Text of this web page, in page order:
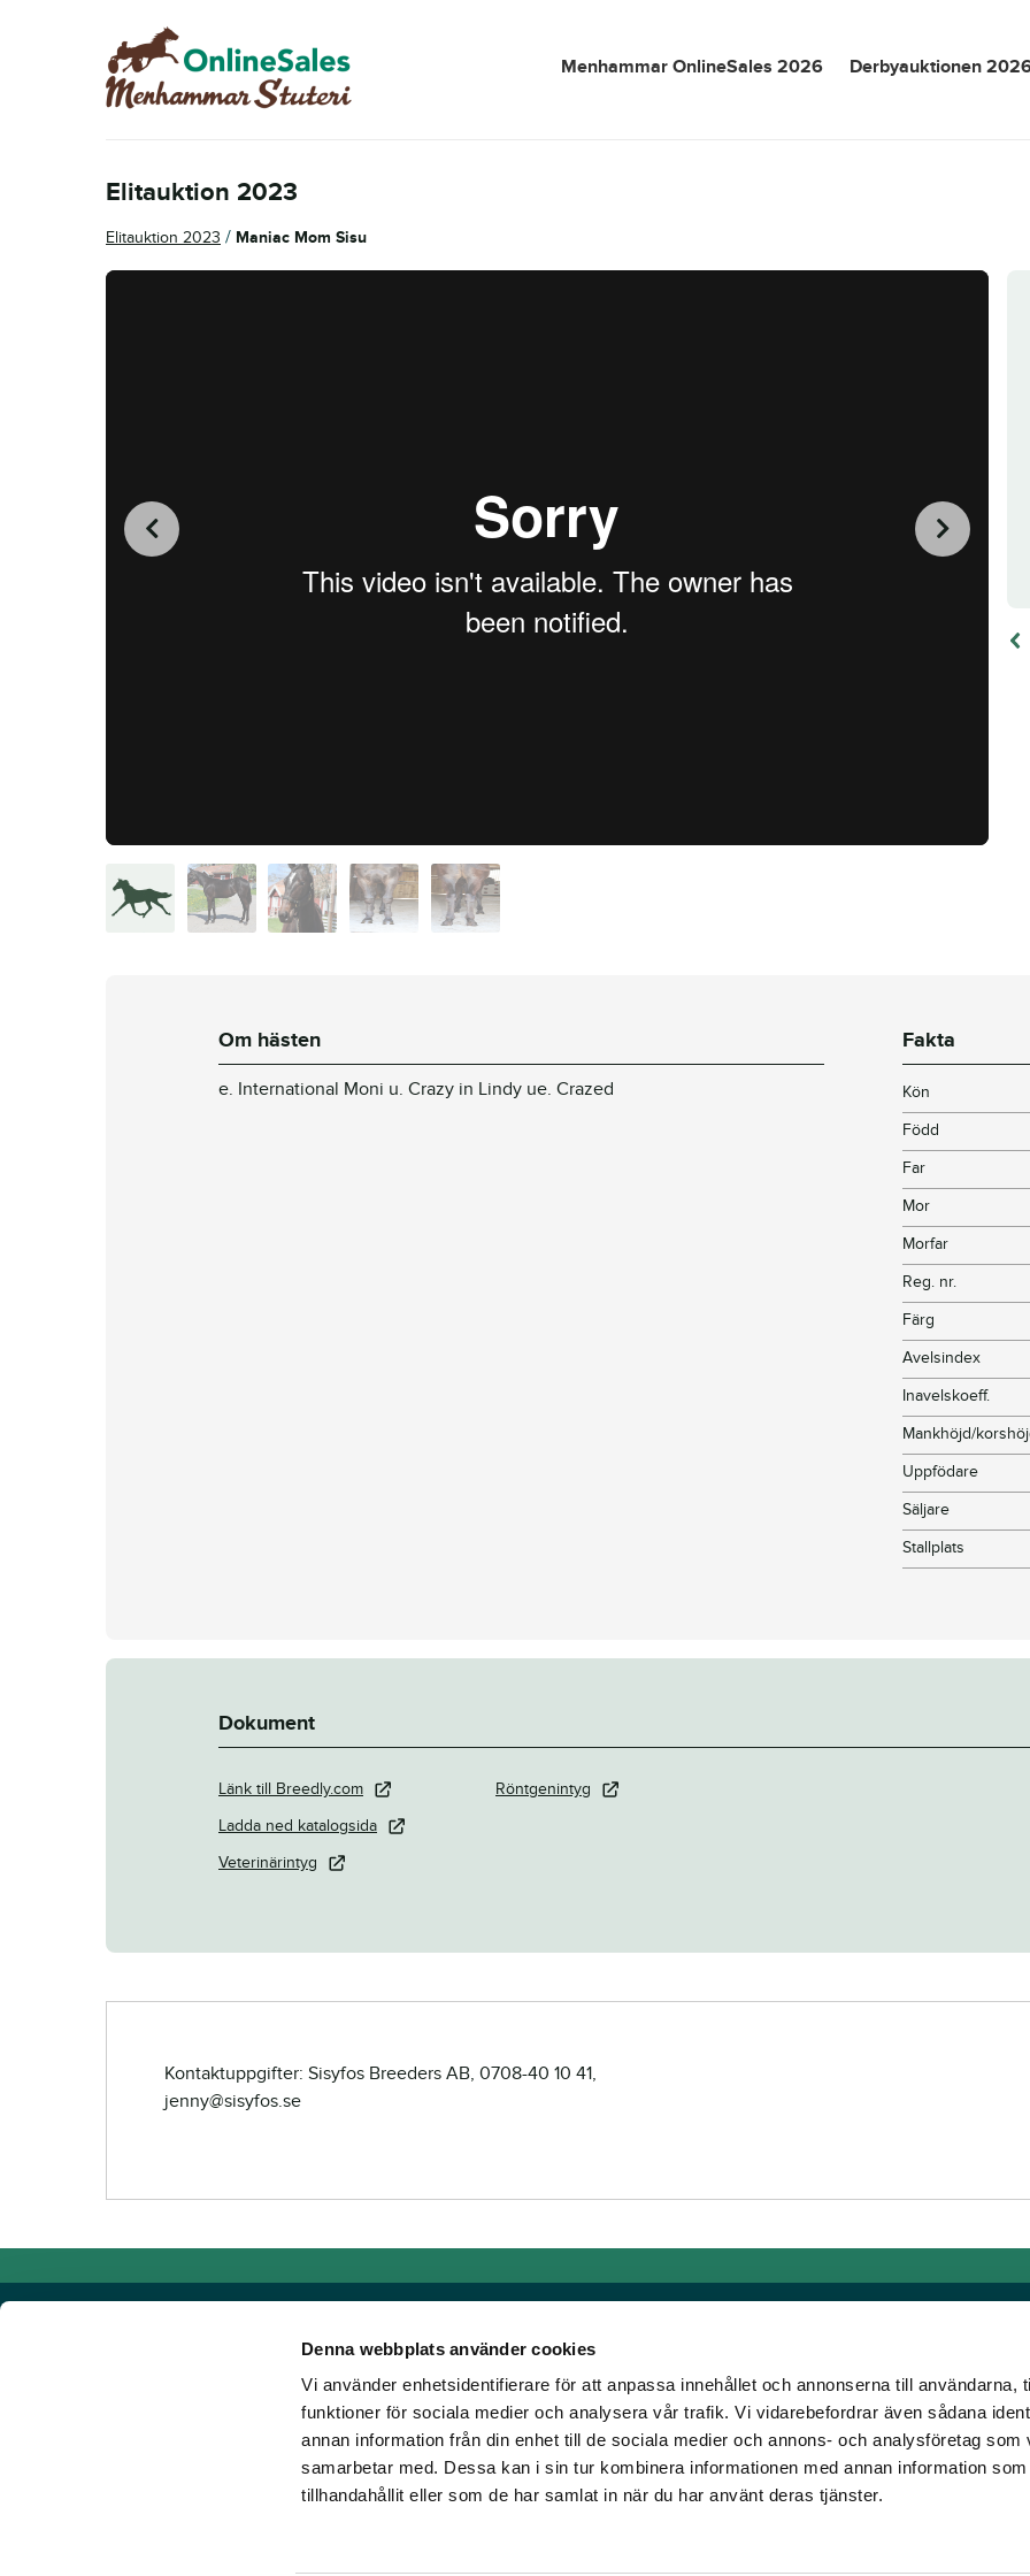
Denna webbplats använder cookies
Vi använder enhetsidentifierare för att anpassa innehållet och annonserna till användarna,
funktioner för sociala medier och analysera vår trafik. Vi vidarebefordrar även sådana
annan information från din enhet till de sociala medier och annons- och analysföretag som
samarbetar med. Dessa kan i sin tur kombinera informationen med annan information
tillhandahållit eller som de har samlat in när du har använt deras tjänster.
Hoppa
till
navigering
Hoppa
till
innehåll
Menhammar OnlineSales 2026 Derbyauktionen
Elitauktion 2023
Elitauktion 2023 / Maniac Mom Sisu
12. Maniac Mom Sisu fromTR StudioonVimeo .
Om hästen
e. International Moni u. Crazy in Lindy ue. Crazed
Fakta
Kön
Född
Far
Mor
Morfar
Reg. nr.
Färg
Avelsindex
Inavelskoeff.
Mankhöjd/
Uppfödare
Säljare
Stallplats
Dokument
Länk till Breedly.com
Ladda ned katalogsida
Veterinärintyg
Röntgenintyg
Kontaktuppgifter: Sisyfos Breeders AB, 0708-40 10 41,
jenny@sisyfos.se
Powered by TR Media
Hos TR Media finns Sveriges främsta varumärken för dig som älskar trav!
Sedan starten 1932, då tidningen Travronden grundades, har vi skapat en
Länkar
Allmänna auktionsvillkor
Mobilvy